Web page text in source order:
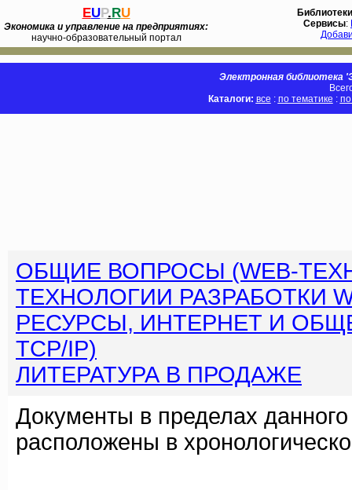
EUP.RU
Экономика и управление на предприятиях:
научно-образовательный портал
Библиотеки
Сервисы:
Электронная библиотека
Каталоги: все : по тематике :
ОБЩИЕ ВОПРОСЫ (WEB-
ТЕХНОЛОГИИ РАЗРАБОТКИ
РЕСУРСЫ, ИНТЕРНЕТ И
TCP/IP)
ЛИТЕРАТУРА В ПРОДАЖЕ
Документы в пределах
расположены в